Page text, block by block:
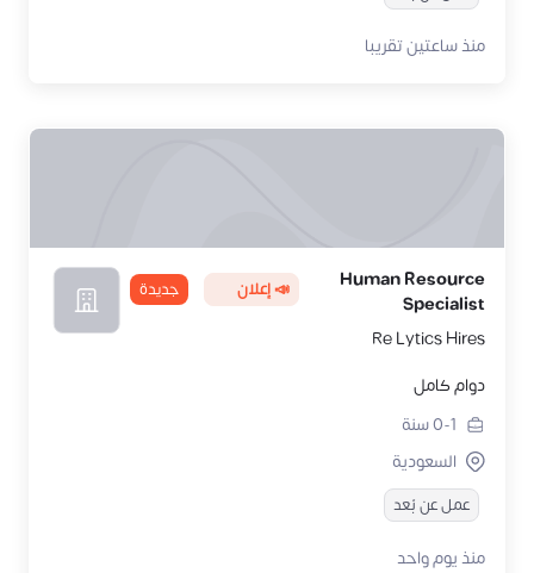
منذ ساعتين تقريبا
Human Resource
Specialist
📣 إعلان جديدة
Re Lytics Hires
دوام كامل
0-1سنة
السعودية
عمل عن بُعد
منذ يوم واحد